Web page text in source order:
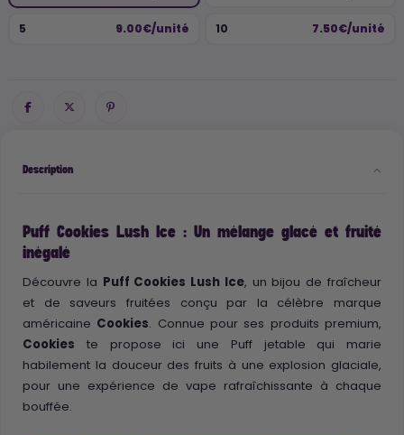
5 9.00€/unité 10 7.50€/unité
Description
Puff Cookies Lush Ice : Un mélange glacé et fruité
inégalé
Découvre la Puff Cookies Lush Ice, un bijou de fraîcheur
et de saveurs fruitées conçu par la célèbre marque
américaine Cookies. Connue pour ses produits premium,
Cookies te propose ici une Puff jetable qui marie
habilement la douceur des fruits à une explosion glaciale,
pour une expérience de vape rafraîchissante à chaque
bouffée.